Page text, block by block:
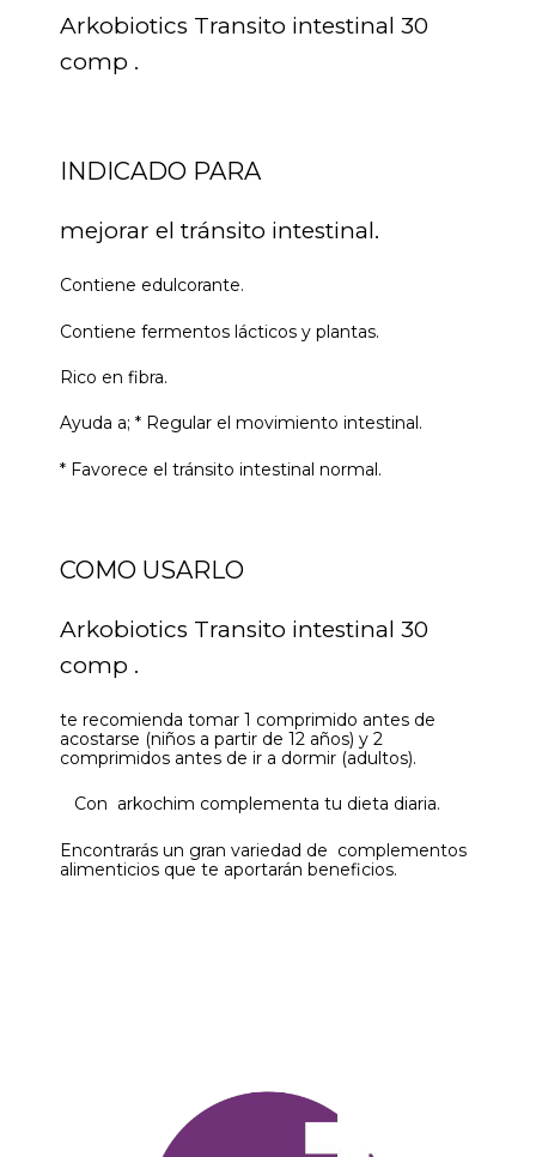
Arkobiotics Transito intestinal 30
comp .
INDICADO PARA
mejorar el tránsito intestinal.
Contiene edulcorante.
Contiene fermentos lácticos y plantas.
Rico en fibra.
Ayuda a; * Regular el movimiento intestinal.
* Favorece el tránsito intestinal normal.
COMO USARLO
Arkobiotics Transito intestinal 30
comp .
te recomienda tomar 1 comprimido antes de
acostarse (niños a partir de 12 años) y 2
comprimidos antes de ir a dormir (adultos).
Con arkochim complementa tu dieta diaria.
Encontrarás un gran variedad de complementos
alimenticios que te aportarán beneficios.